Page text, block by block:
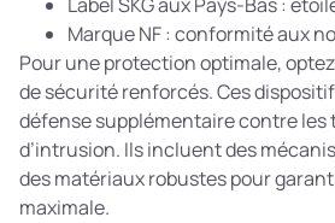
Marque NF : conformité aux
Pour une protection optimale,
de sécurité renforcés. Ces
défense supplémentaire contre les
d’intrusion. Ils incluent des
des matériaux robustes pour
maximale.